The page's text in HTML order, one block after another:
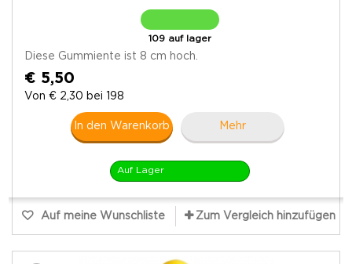
109 auf lager
Diese Gummiente ist 8 cm hoch.
€ 5,50
Von € 2,30 bei 198
In den Warenkorb Mehr
Auf Lager
Auf meine Wunschliste Zum Vergleich hinzufügen